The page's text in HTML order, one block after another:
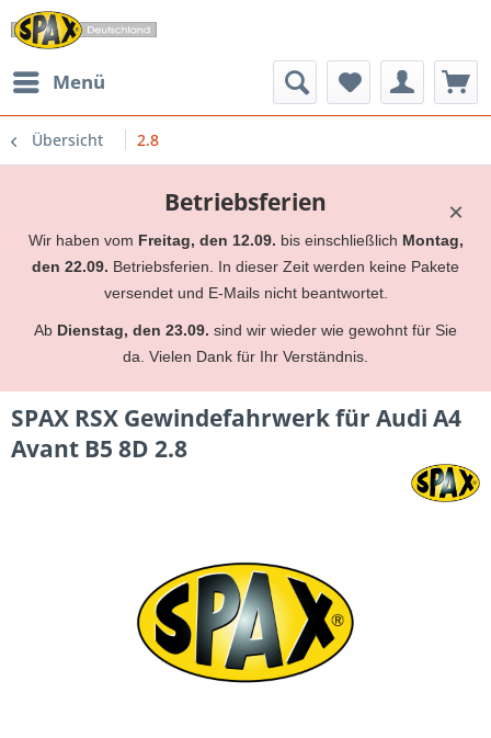
Menü
Übersicht 2.8
×
Betriebsferien
Wir haben vom Freitag, den 12.09. bis einschließlich Montag,
den 22.09. Betriebsferien. In dieser Zeit werden keine Pakete
versendet und E-Mails nicht beantwortet.
Ab Dienstag, den 23.09. sind wir wieder wie gewohnt für Sie
da. Vielen Dank für Ihr Verständnis.
SPAX RSX Gewindefahrwerk für Audi A4
Avant B5 8D 2.8